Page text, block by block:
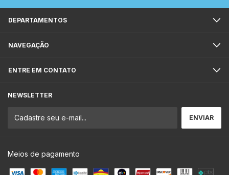
DEPARTAMENTOS
NAVEGAÇÃO
ENTRE EM CONTATO
NEWSLETTER
Meios de pagamento